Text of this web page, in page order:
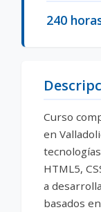
240
Curso
en
HTML5,
a
basados